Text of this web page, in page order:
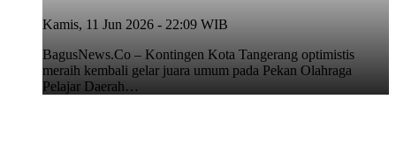
Kamis, 11 Jun 2026 - 22:09 WIB
BagusNews.Co – Kontingen Kota Tangerang optimistis
meraih kembali gelar juara umum pada Pekan Olahraga
Pelajar Daerah…